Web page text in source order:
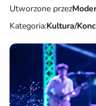
Utworzone przez
Kategoria:Kultura/